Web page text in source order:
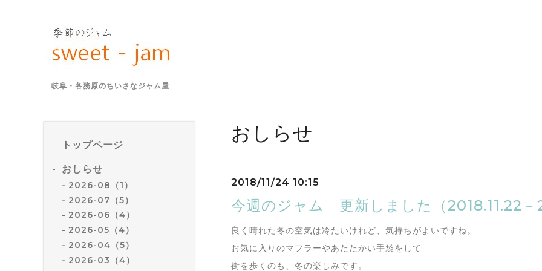
岐阜・各務原のちいさなジャム屋
トップページ
おしらせ
2026-08（1）
2026-07（5）
2026-06（4）
2026-05（4）
2026-04（5）
2026-03（4）
おしらせ
2018/11/24 10:15
今週のジャム 更新しました（2018.11.22－
良く晴れた冬の空気は冷たいけれど、気持ちがよいですね。
お気に入りのマフラーやあたたかい手袋をして
街を歩くのも、冬の楽しみです。